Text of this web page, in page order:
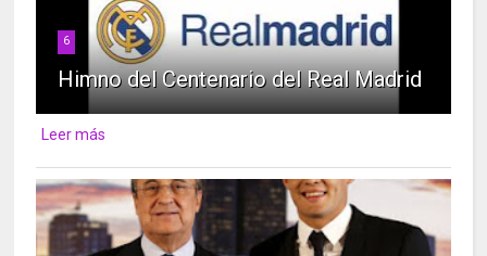
6
Himno del Centenario del Real Madrid
Leer más